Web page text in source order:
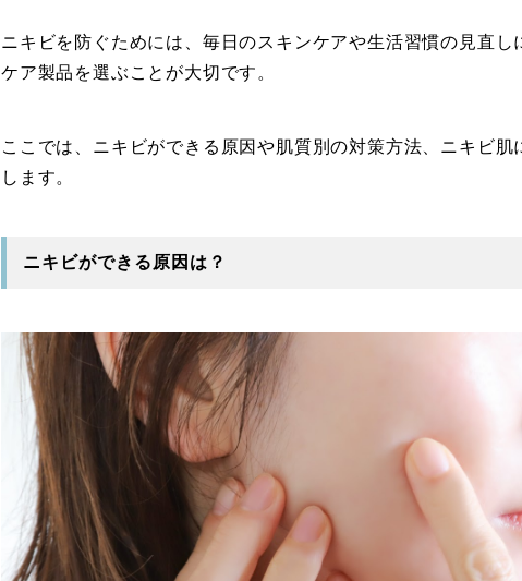
ニキビを防ぐためには、毎日のスキンケアや生活習慣の見直し
ケア製品を選ぶことが大切です。
ここでは、ニキビができる原因や肌質別の対策方法、ニキビ肌
します。
ニキビができる原因は？